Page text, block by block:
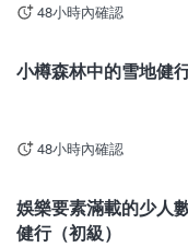
48小時內確認
小樽森林中的雪地健
48小時內確認
娛樂要素滿載的少人
健行（初級）